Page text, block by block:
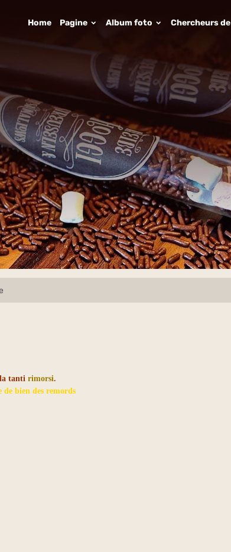
Home Pagine Album foto Chercheurs
tantirimorsi.
de bien des remords